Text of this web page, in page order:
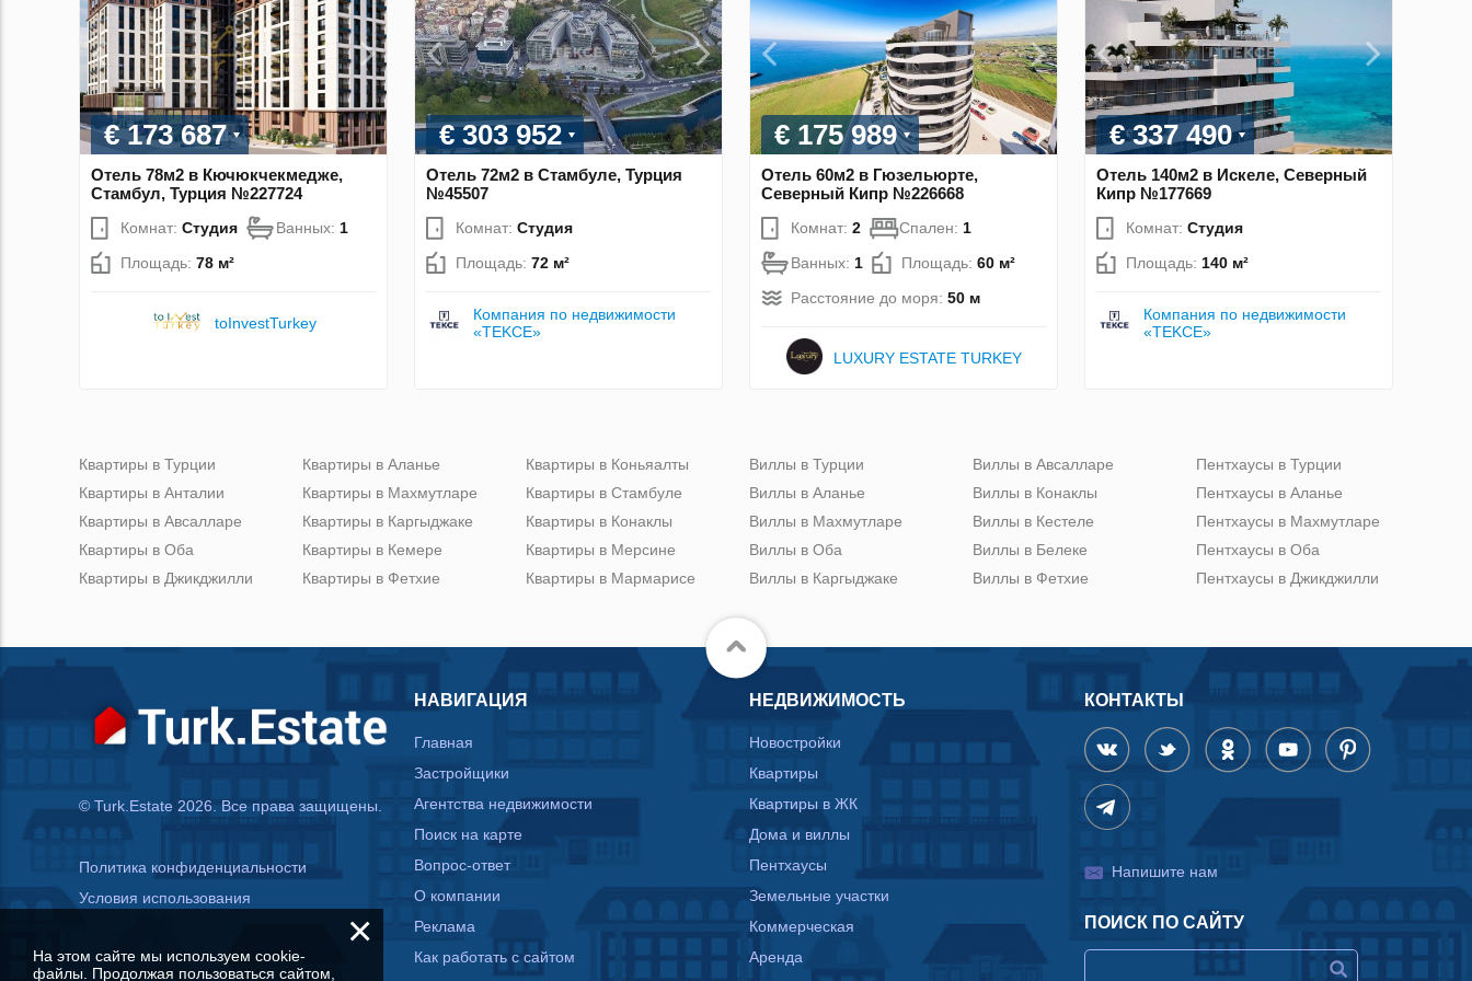
€ 173 687
Отель 78м2 в Кючюкчекмедже,
Стамбул, Турция №227724
Комнат: Студия Ванных: 1
Площадь: 78 м²
toInvestTurkey
€ 303 952
Отель 72м2 в Стамбуле, Турция
№45507
Комнат: Студия
Площадь: 72 м²
Компания по недвижимости
«TEKCE»
€ 175 989
Отель 60м2 в Гюзельюрте,
Северный Кипр №226668
Комнат: 2 Спален: 1
Ванных: 1 Площадь: 60 м²
Расстояние до моря: 50 м
LUXURY ESTATE TURKEY
€ 337 490
Отель 140м2 в Искеле, Северный
Кипр №177669
Комнат: Студия
Площадь: 140 м²
Компания по недвижимости
«TEKCE»
Квартиры в Турции
Квартиры в Анталии
Квартиры в Авсалларе
Квартиры в Оба
Квартиры в Джикджилли
Квартиры в Аланье
Квартиры в Махмутларе
Квартиры в Каргыджаке
Квартиры в Кемере
Квартиры в Фетхие
Квартиры в Коньяалты
Квартиры в Стамбуле
Квартиры в Конаклы
Квартиры в Мерсине
Квартиры в Мармарисе
Виллы в Турции
Виллы в Аланье
Виллы в Махмутларе
Виллы в Оба
Виллы в Каргыджаке
Виллы в Авсалларе
Виллы в Конаклы
Виллы в Кестеле
Виллы в Белеке
Виллы в Фетхие
Пентхаусы в Турции
Пентхаусы в Аланье
Пентхаусы в Махмутларе
Пентхаусы в Оба
Пентхаусы в Джикджилли
© Turk.Estate 2026. Все права защищены.
Политика конфиденциальности
Условия использования
НАВИГАЦИЯ
Главная
Застройщики
Агентства недвижимости
Поиск на карте
Вопрос-ответ
О компании
Реклама
Как работать с сайтом
НЕДВИЖИМОСТЬ
Новостройки
Квартиры
Квартиры в ЖК
Дома и виллы
Пентхаусы
Земельные участки
Коммерческая
Аренда
КОНТАКТЫ
Напишите нам
ПОИСК ПО САЙТУ
×
На этом сайте мы используем cookie-
файлы. Продолжая пользоваться сайтом,